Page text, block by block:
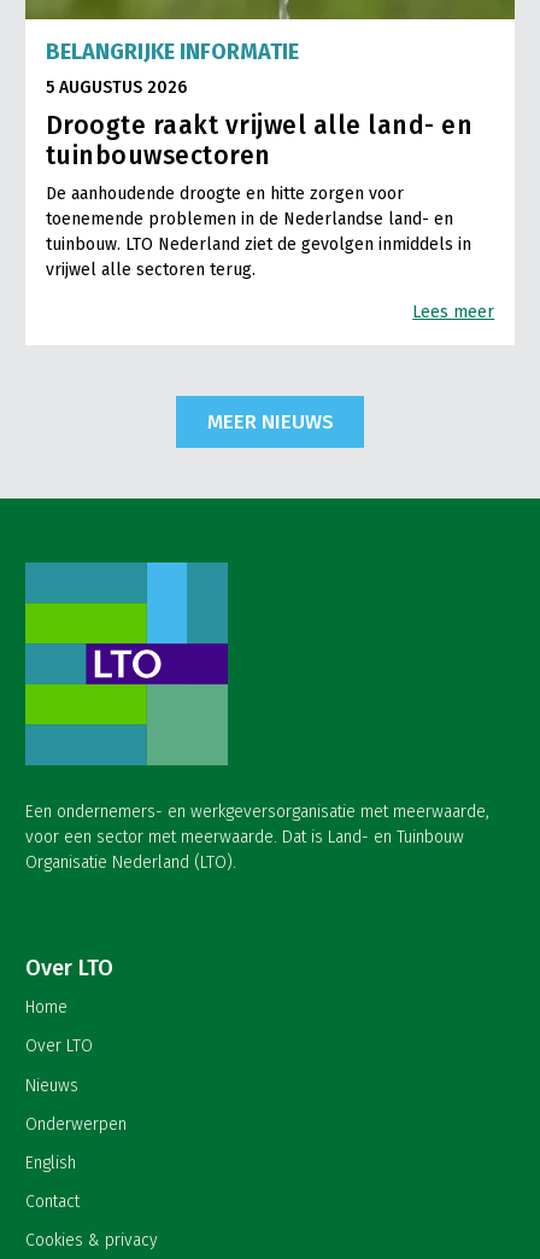
BELANGRIJKE INFORMATIE
5 AUGUSTUS 2026
Droogte raakt vrijwel alle land- en
tuinbouwsectoren
De aanhoudende droogte en hitte zorgen voor
toenemende problemen in de Nederlandse land- en
tuinbouw. LTO Nederland ziet de gevolgen inmiddels in
vrijwel alle sectoren terug.
Lees meer
MEER NIEUWS
Een ondernemers- en werkgeversorganisatie met meerwaarde,
voor een sector met meerwaarde. Dat is Land- en Tuinbouw
Organisatie Nederland (LTO).
Over LTO
Home
Over LTO
Nieuws
Onderwerpen
English
Contact
Cookies & privacy